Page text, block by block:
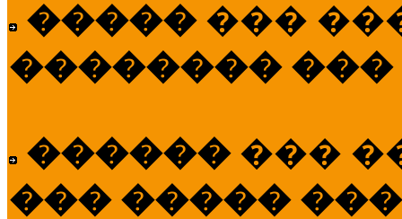
����� ���
�������� ���
������ ���
��� �����